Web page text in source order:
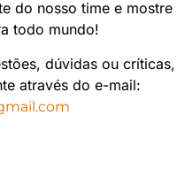
do nosso time e
todo mundo!
dúvidas ou
através do e-mail: